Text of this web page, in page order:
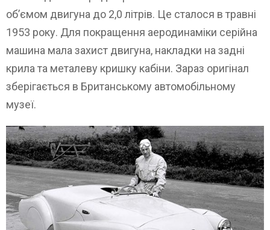
об’ємом двигуна до 2,0 літрів. Це сталося в травні
1953 року. Для покращення аеродинаміки серійна
машина мала захист двигуна, накладки на задні
крила та металеву кришку кабіни. Зараз оригінал
зберігається в Британському автомобільному
музеї.